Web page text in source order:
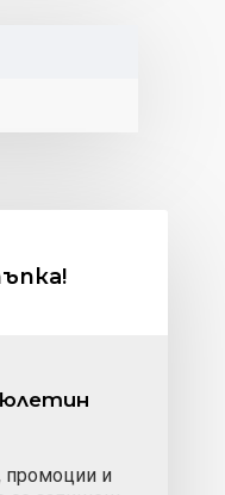
промоции и